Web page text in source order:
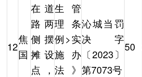
12
焦
国
在道
路两
侧摆
摊设
点，
生管
理条
例>实
施办
法》
沁城当罚
决字
〔2023〕
第7073号
50